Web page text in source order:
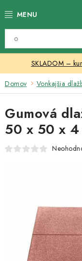
na
Katalóg produktov
Skleníky
Nábytok
Chovateľské potreby
SKLADOM –
Domov Vonkajšia
Gumová
50 x 50 x